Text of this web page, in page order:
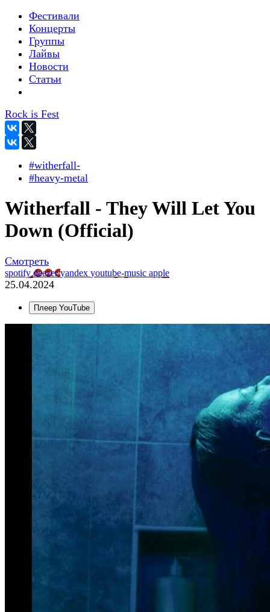
Фестивали
Концерты
Группы
Лайвы
Новости
Статьи
Rock is Fest
#witherfall-
#heavy-metal
Witherfall - They Will Let You
Down (Official)
Смотреть
spotifydeezeryandex youtube-music apple
25.04.2024
Плеер YouTube